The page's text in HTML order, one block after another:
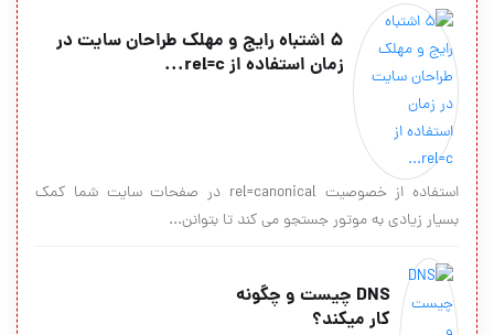
5 اشتباه رایج و مهلک طراحان سایت در
زمان استفاده از rel=c...
استفاده از خصوصیت rel=canonical در صفحات سایت شما کمک
بسیار زیادی به موتور جستجو می کند تا بتوانن...
DNS چیست و چگونه
کار میکند؟